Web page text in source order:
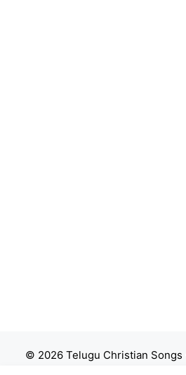
© 2026 Telugu Christian Songs